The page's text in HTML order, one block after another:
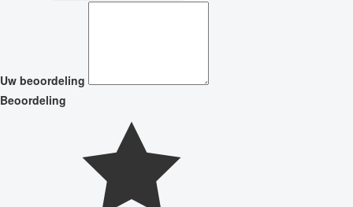
Uw beoordeling
Beoordeling